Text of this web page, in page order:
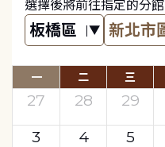
選擇後將前往指定的分館
一 二 三
27 28 29
3
4 5